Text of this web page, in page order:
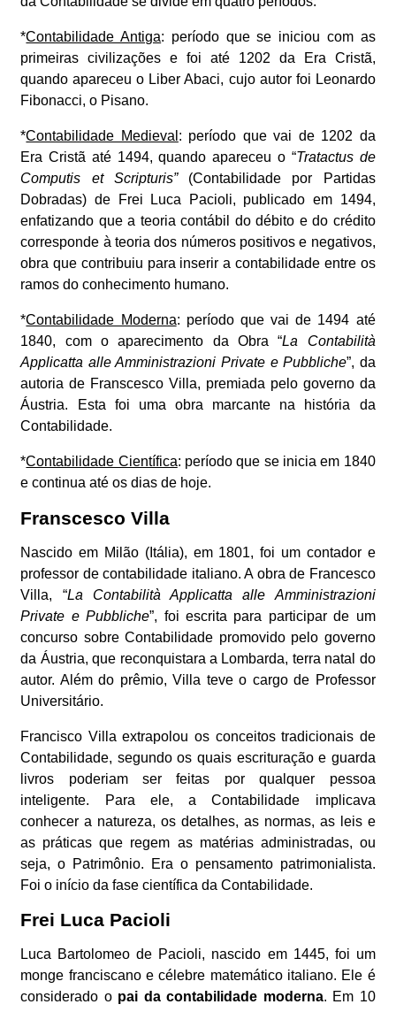
*Contabilidade Antiga: período que se iniciou com as
primeiras civilizações e foi até 1202 da Era Cristã,
quando apareceu o Liber Abaci, cujo autor foi Leonardo
Fibonacci, o Pisano.
*Contabilidade Medieval : período que vai de 1202 da
Era Cristã até 1494, quando apareceu o “Tratactus de
Computis et Scripturis”(Contabilidade por Partidas
Dobradas) de Frei Luca Pacioli, publicado em 1494,
enfatizando que a teoria contábil do débito e do crédito
corresponde à teoria dos números positivos e negativos,
obra que contribuiu para inserir a contabilidade entre os
ramos do conhecimento humano.
*Contabilidade Moderna: período que vai de 1494 até
1840, com o aparecimento da Obra “La Contabilità
Applicatta alle Amministrazioni Private e Pubbliche”, da
autoria de Franscesco Villa, premiada pelo governo da
Áustria. Esta foi uma obra marcante na história da
Contabilidade.
*Contabilidade Científica: período que se inicia em 1840
e continua até os dias de hoje.
Franscesco Villa
Nascido em Milão (Itália), em 1801, foi um contador e
professor de contabilidade italiano. A obra de Francesco
Villa, “La Contabilità Applicatta alle Amministrazioni
Private e Pubbliche”, foi escrita para participar de um
concurso sobre Contabilidade promovido pelo governo
da Áustria, que reconquistara a Lombarda, terra natal do
autor. Além do prêmio, Villa teve o cargo de Professor
Universitário.
Francisco Villa extrapolou os conceitos tradicionais de
Contabilidade, segundo os quais escrituração e guarda
livros poderiam ser feitas por qualquer pessoa
inteligente. Para ele, a Contabilidade implicava
conhecer a natureza, os detalhes, as normas, as leis e
as práticas que regem as matérias administradas, ou
seja, o Patrimônio. Era o pensamento patrimonialista.
Foi o início da fase científica da Contabilidade.
Frei Luca Pacioli
Luca Bartolomeo de Pacioli, nascido em 1445, foi um
monge franciscano e célebre matemático italiano. Ele é
considerado o pai da contabilidade moderna. Em 10